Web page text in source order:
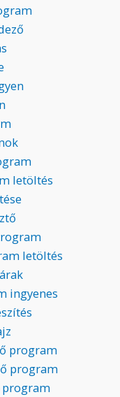
letöltés
letöltés
ingyenes
program
program
program